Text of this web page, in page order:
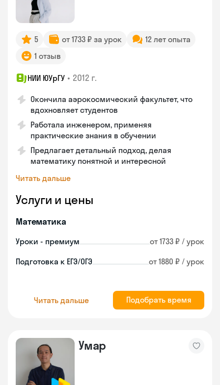
5 от 1733 ₽ за урок
12 лет опыта
1 отзыв
НИИ ЮУрГУ • 2012 г.
Окончила аэрокосмический факультет, что
вдохновляет студентов
Работала инженером, применяя
практические знания в обучении
Предлагает детальный подход, делая
математику понятной и интересной
Читать дальше
Услуги и цены
Математика
Уроки - премиум от 1733 ₽ / урок
Подготовка к ЕГЭ/ОГЭ от 1880 ₽ / урок
Читать дальше Подобрать время
Умар